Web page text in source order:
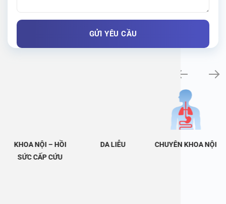
KHOA NỘI – HỒI
SỨC CẤP CỨU
DA LIỄU CHUYÊN KHOA NỘI